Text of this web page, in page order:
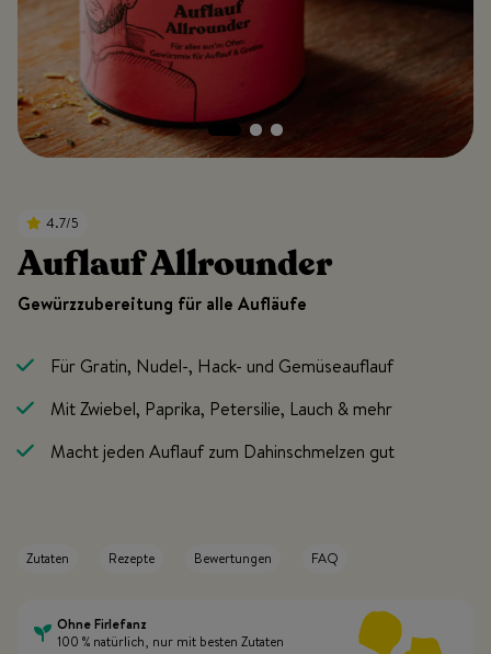
4.7/5
Auflauf Allrounder
Gewürzzubereitung für alle Aufläufe
Für Gratin, Nudel-, Hack- und Gemüseauflauf
Mit Zwiebel, Paprika, Petersilie, Lauch & mehr
Macht jeden Auflauf zum Dahinschmelzen gut
Zutaten Rezepte Bewertungen FAQ
Ohne Firlefanz
100 % natürlich, nur mit besten Zutaten